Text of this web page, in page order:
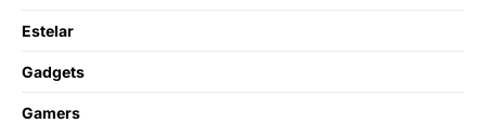
Estelar
Gadgets
Gamers